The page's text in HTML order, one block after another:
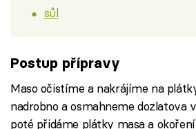
sůl
Postup přípravy
Maso očistíme a nakrájíme na
nadrobno a osmahneme dozlatova
poté přidáme plátky masa a